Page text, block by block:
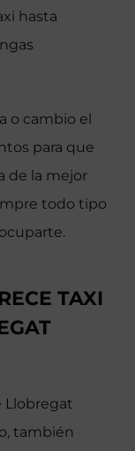
hasta
o cambio el
para que
de la mejor
todo tipo
TAXI
Llobregat
también